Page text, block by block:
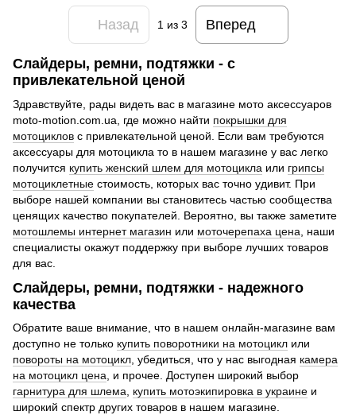
Назад 1из 3 Вперед
Слайдеры, ремни, подтяжки - с
привлекательной ценой
Здравствуйте, рады видеть вас в магазине мото аксессуаров
moto-motion.com.ua, где можно найти покрышки для
мотоциклов с привлекательной ценой. Если вам требуются
аксессуары для мотоцикла то в нашем магазине у вас легко
получится купить женский шлем для мотоцикла или грипсы
мотоциклетные стоимость, которых вас точно удивит. При
выборе нашей компании вы становитесь частью сообщества
ценящих качество покупателей. Вероятно, вы также заметите
мотошлемы интернет магазин или моточерепаха цена , наши
специалисты окажут поддержку при выборе лучших товаров
для вас.
Слайдеры, ремни, подтяжки - надежного
качества
Обратите ваше внимание, что в нашем онлайн-магазине вам
доступно не только купить поворотники на мотоцикл или
повороты на мотоцикл, убедиться, что у нас выгодная камера
на мотоцикл цена, и прочее. Доступен широкий выбор
гарнитура для шлема, купить мотоэкипировка в украине и
широкий спектр других товаров в нашем магазине.